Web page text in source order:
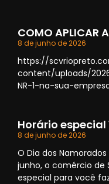
COMO APLICAR
8 de junho de 2026
https://
content/uploads/
NR-1-na-sua-
Horário especial
8 de junho de 2026
O Dia dos
junho, o comércio de
especial para você